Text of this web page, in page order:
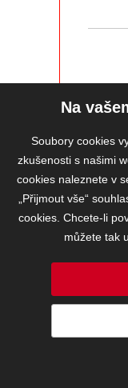
Na
Soubory cookies
zkušenosti s našimi
cookies naleznete v
„Přijmout vše“
cookies. Chcete-li
můžete tak